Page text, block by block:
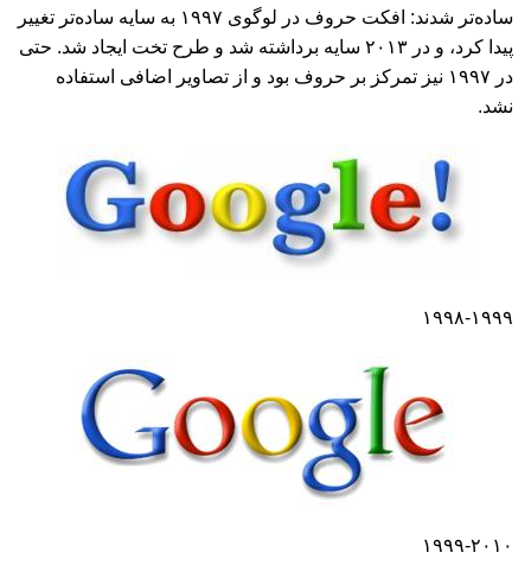
ساده‌تر شدند: افکت حروف در لوگوی ۱۹۹۷ به سایه ساده‌تر تغییر
پیدا کرد، و در ۲۰۱۳ سایه برداشته شد و طرح تخت ایجاد شد. حتی
در ۱۹۹۷ نیز تمرکز بر حروف بود و از تصاویر اضافی استفاده
نشد.
۱۹۹۸-۱۹۹۹
۱۹۹۹-۲۰۱۰